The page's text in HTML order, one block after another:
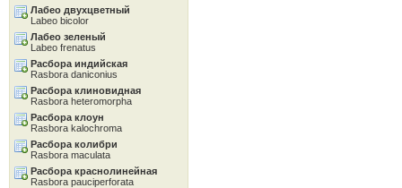
Лабео двухцветный
Labeo bicolor
Лабео зеленый
Labeo frenatus
Расбора индийская
Rasbora daniconius
Расбора клиновидная
Rasbora heteromorpha
Расбора клоун
Rasbora kalochroma
Расбора колибри
Rasbora maculata
Расбора краснолинейная
Rasbora pauciperforata